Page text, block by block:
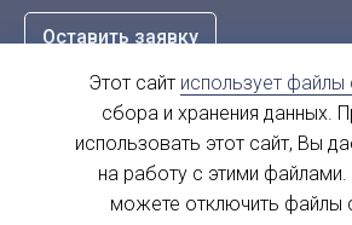
Оставить заявку
г. Пенза, ул. Аустрина, 139а
пн-пт - с 9.00-18.00
сб, вс - выходной
Этот сайт использует
сбора и хранения данных.
использовать этот сайт, Вы
на работу с этими
можете отключить файлы